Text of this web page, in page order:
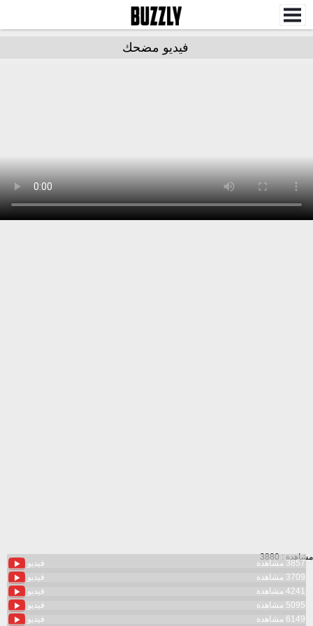
فيديو مضحك
مشاهدة : 3880
فيديو
3857 مشاهدة
فيديو
3709 مشاهدة
فيديو
4241 مشاهدة
فيديو
5095 مشاهدة
فيديو
6149 مشاهدة